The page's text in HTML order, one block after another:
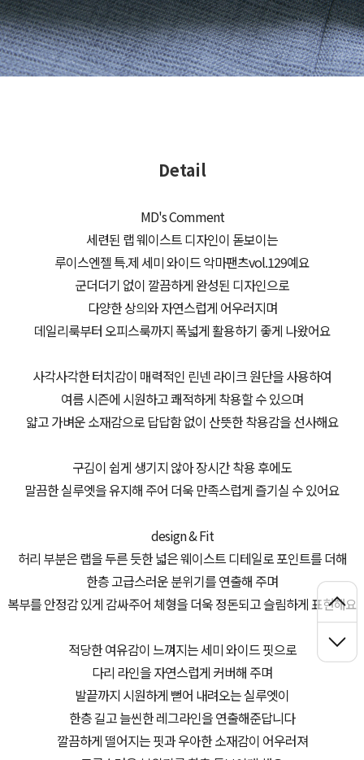
Detail
MD's Comment
세련된 랩 웨이스트 디자인이 돋보이는
루이스엔젤 특.제 세미 와이드 악마팬츠vol.129예요
군더더기 없이 깔끔하게 완성된 디자인으로
다양한 상의와 자연스럽게 어우러지며
데일리룩부터 오피스룩까지 폭넓게 활용하기 좋게 나왔어요
사각사각한 터치감이 매력적인 린넨 라이크 원단을 사용하여
여름 시즌에 시원하고 쾌적하게 착용할 수 있으며
얇고 가벼운 소재감으로 답답함 없이 산뜻한 착용감을 선사해요
구김이 쉽게 생기지 않아 장시간 착용 후에도
말끔한 실루엣을 유지해 주어 더욱 만족스럽게 즐기실 수 있어요
design & Fit
허리 부분은 랩을 두른 듯한 넓은 웨이스트 디테일로 포인트를 더해
한층 고급스러운 분위기를 연출해 주며
복부를 안정감 있게 감싸주어 체형을 더욱 정돈되고 슬림하게 표현해요
적당한 여유감이 느껴지는 세미 와이드 핏으로
다리 라인을 자연스럽게 커버해 주며
발끝까지 시원하게 뻗어 내려오는 실루엣이
한층 길고 늘씬한 레그라인을 연출해준답니다
깔끔하게 떨어지는 핏과 우아한 소재감이 어우러져